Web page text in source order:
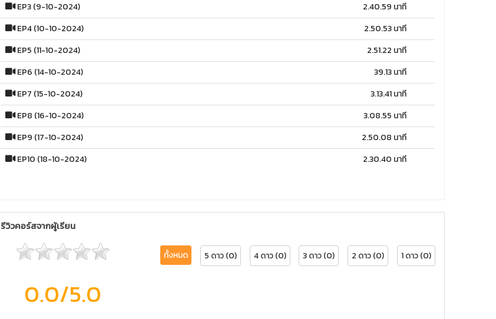
EP3 (9-10-2024)
2.40.59 นาที
EP4 (10-10-2024)
2.50.53 นาที
EP5 (11-10-2024)
2.51.22 นาที
EP6 (14-10-2024)
39.13 นาที
EP7 (15-10-2024)
3.13.41 นาที
EP8 (16-10-2024)
3.08.55 นาที
EP9 (17-10-2024)
2.50.08 นาที
EP10 (18-10-2024)
2.30.40 นาที
รีวิวคอร์สจากผู้เรียน
0.0/5.0
ทั้งหมด 5 ดาว (0) 4 ดาว (0) 3 ดาว (0) 2 ดาว (0) 1 ดาว (0)